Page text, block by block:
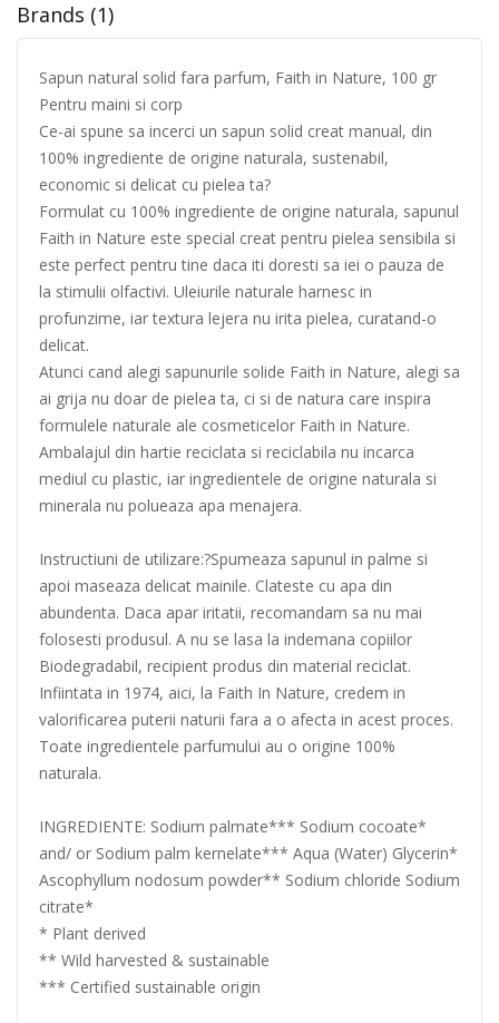
Brands (1)
Sapun natural solid fara parfum, Faith in Nature, 100 gr
Pentru maini si corp
Ce-ai spune sa incerci un sapun solid creat manual, din
100% ingrediente de origine naturala, sustenabil,
economic si delicat cu pielea ta?
Formulat cu 100% ingrediente de origine naturala, sapunul
Faith in Nature este special creat pentru pielea sensibila si
este perfect pentru tine daca iti doresti sa iei o pauza de
la stimulii olfactivi. Uleiurile naturale harnesc in
profunzime, iar textura lejera nu irita pielea, curatand-o
delicat.
Atunci cand alegi sapunurile solide Faith in Nature, alegi sa
ai grija nu doar de pielea ta, ci si de natura care inspira
formulele naturale ale cosmeticelor Faith in Nature.
Ambalajul din hartie reciclata si reciclabila nu incarca
mediul cu plastic, iar ingredientele de origine naturala si
minerala nu polueaza apa menajera.
Instructiuni de utilizare:?Spumeaza sapunul in palme si
apoi maseaza delicat mainile. Clateste cu apa din
abundenta. Daca apar iritatii, recomandam sa nu mai
folosesti produsul. A nu se lasa la indemana copiilor
Biodegradabil, recipient produs din material reciclat.
Infiintata in 1974, aici, la Faith In Nature, credem in
valorificarea puterii naturii fara a o afecta in acest proces.
Toate ingredientele parfumului au o origine 100%
naturala.
INGREDIENTE: Sodium palmate*** Sodium cocoate*
and/ or Sodium palm kernelate*** Aqua (Water) Glycerin*
Ascophyllum nodosum powder** Sodium chloride Sodium
citrate*
* Plant derived
** Wild harvested & sustainable
*** Certified sustainable origin